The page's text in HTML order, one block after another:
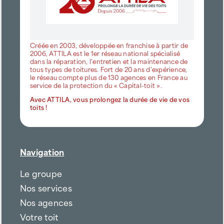
Créée en 2003, développée en franchise à partir de
2006, ATTILA est le 1er réseau national spécialisé
dans la réparation, l’entretien et la maintenance de
tous types de toitures. Fort de 20 ans d’expérience,
le réseau compte plus de 130 agences en France au
service de la protection du « Capital-toit ».
Avec ATTILA, vous prolongez la durée de vie de vos
toits !
Navigation
Le groupe
Nos services
Nos agences
Votre toit